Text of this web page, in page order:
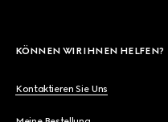
KÖNNEN WIR IHNEN HELFEN?
Kontaktieren Sie Uns